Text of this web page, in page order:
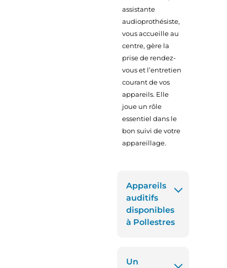
assistante
audioprothésiste,
vous accueille au
centre, gère la
prise de rendez-
vous et l’entretien
courant de vos
appareils. Elle
joue un rôle
essentiel dans le
bon suivi de votre
appareillage.
Appareils
auditifs
disponibles
à Pollestres
Un